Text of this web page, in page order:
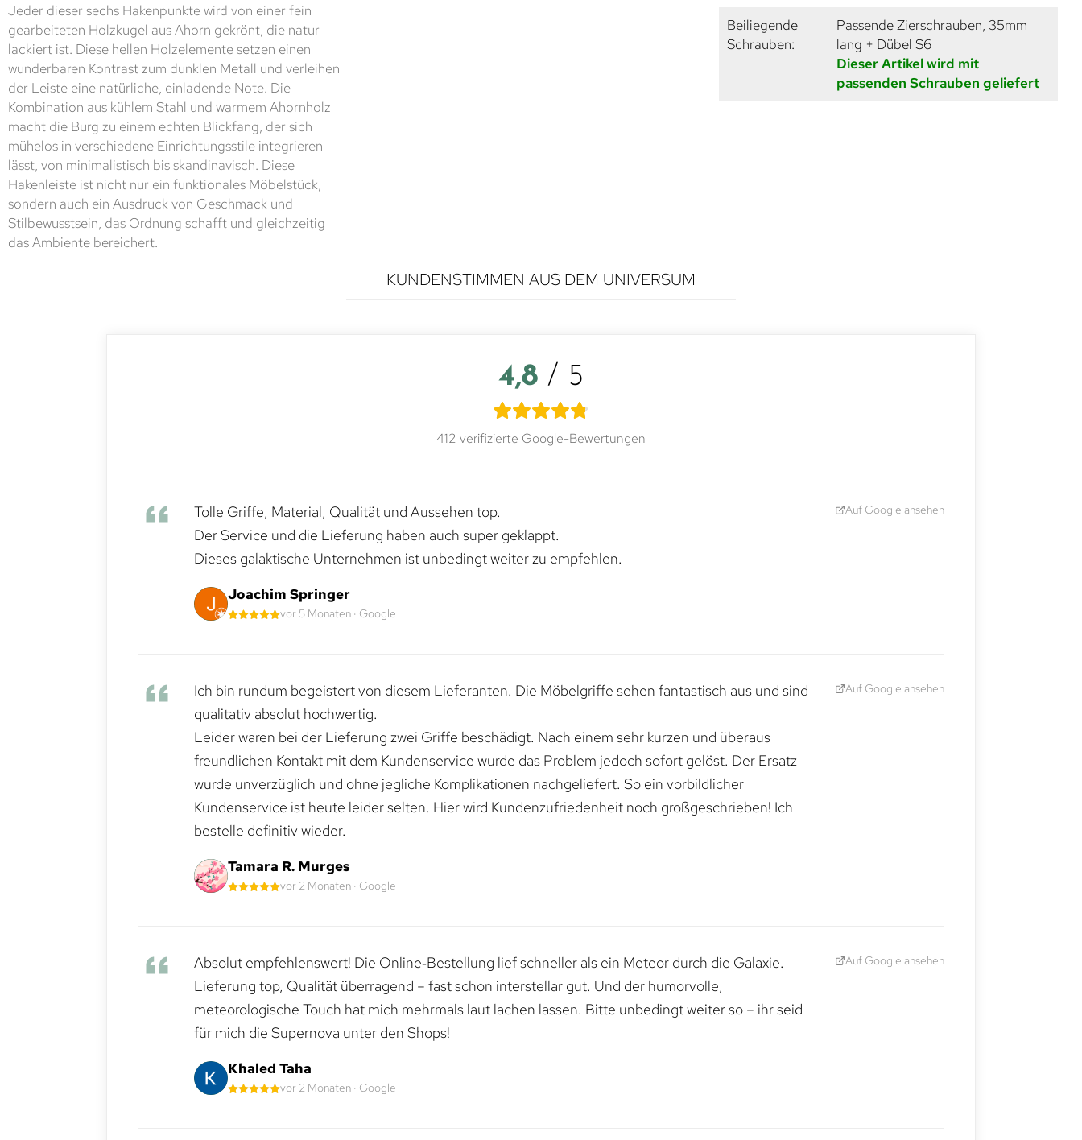
Jeder dieser sechs Hakenpunkte wird von einer fein
gearbeiteten Holzkugel aus Ahorn gekrönt, die natur
lackiert ist. Diese hellen Holzelemente setzen einen
wunderbaren Kontrast zum dunklen Metall und verleihen
der Leiste eine natürliche, einladende Note. Die
Kombination aus kühlem Stahl und warmem Ahornholz
macht die Burg zu einem echten Blickfang, der sich
mühelos in verschiedene Einrichtungsstile integrieren
lässt, von minimalistisch bis skandinavisch. Diese
Hakenleiste ist nicht nur ein funktionales Möbelstück,
sondern auch ein Ausdruck von Geschmack und
Stilbewusstsein, das Ordnung schafft und gleichzeitig
das Ambiente bereichert.
Beiliegende
Schrauben:
Passende Zierschrauben, 35mm
lang + Dübel S6
Dieser Artikel wird mit
passenden Schrauben geliefert
KUNDENSTIMMEN AUS DEM UNIVERSUM
4,8 / 5
412 verifizierte Google-Bewertungen
Tolle Griffe, Material, Qualität und Aussehen top.
Der Service und die Lieferung haben auch super geklappt.
Dieses galaktische Unternehmen ist unbedingt weiter zu empfehlen.
Joachim Springer
vor 5 Monaten · Google
Auf Google ansehen
Ich bin rundum begeistert von diesem Lieferanten. Die Möbelgriffe sehen fantastisch aus und sind
qualitativ absolut hochwertig.
Leider waren bei der Lieferung zwei Griffe beschädigt. Nach einem sehr kurzen und überaus
freundlichen Kontakt mit dem Kundenservice wurde das Problem jedoch sofort gelöst. Der Ersatz
wurde unverzüglich und ohne jegliche Komplikationen nachgeliefert. So ein vorbildlicher
Kundenservice ist heute leider selten. Hier wird Kundenzufriedenheit noch großgeschrieben! Ich
bestelle definitiv wieder.
Tamara R. Murges
vor 2 Monaten · Google
Auf Google ansehen
Absolut empfehlenswert! Die Online‑Bestellung lief schneller als ein Meteor durch die Galaxie.
Lieferung top, Qualität überragend – fast schon interstellar gut. Und der humorvolle,
meteorologische Touch hat mich mehrmals laut lachen lassen. Bitte unbedingt weiter so – ihr seid
für mich die Supernova unter den Shops!
Khaled Taha
vor 2 Monaten · Google
Auf Google ansehen